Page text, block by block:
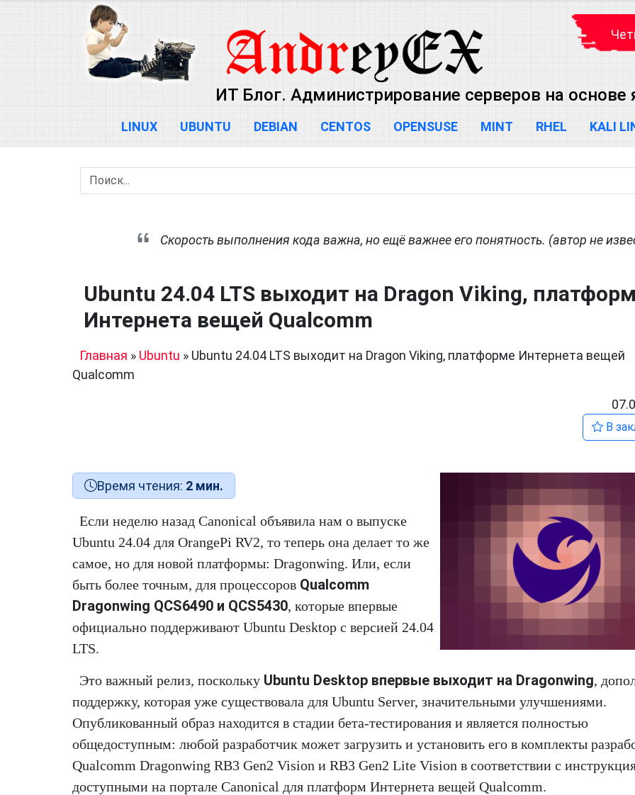
ИТ Блог. Администрирование серверов на основе
LINUX UBUNTU DEBIAN CENTOS OPENSUSE MINT RHEL KALI
Скорость выполнения кода важна, но ещё важнее его понятность. (автор не
Ubuntu 24.04 LTS выходит на Dragon Viking,
Интернета вещей Qualcomm
Главная » Ubuntu » Ubuntu 24.04 LTS выходит на Dragon Viking, платформе Интернета вещей
Qualcomm
В
Время чтения: 2 мин.
Если неделю назад Canonical объявила нам о выпуске
Ubuntu 24.04 для OrangePi RV2, то теперь она делает то же
самое, но для новой платформы: Dragonwing. Или, если
быть более точным, для процессоров Qualcomm
Dragonwing QCS6490 и QCS5430, которые впервые
официально поддерживают Ubuntu Desktop с версией 24.04
LTS.
Это важный релиз, поскольку Ubuntu Desktop впервые выходит на Dragonwing,
поддержку, которая уже существовала для Ubuntu Server, значительными улучшениями.
Опубликованный образ находится в стадии бета-тестирования и является полностью
общедоступным: любой разработчик может загрузить и установить его в комплекты
Qualcomm Dragonwing RB3 Gen2 Vision и RB3 Gen2 Lite Vision в соответствии с
доступными на портале Canonical для платформ Интернета вещей Qualcomm.